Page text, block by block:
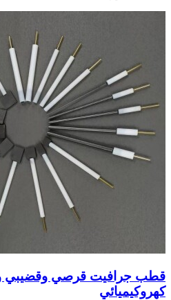
قطب جرافيت قرصي وقضيبي
كهروكيميائي